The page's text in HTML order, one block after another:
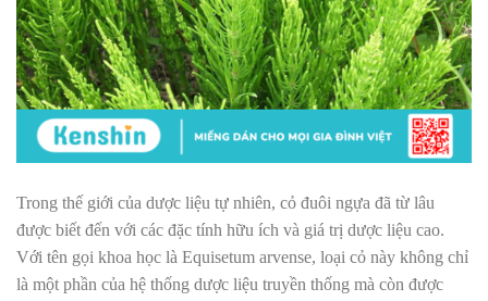
Trong thế giới của dược liệu tự nhiên, cỏ đuôi ngựa đã từ lâu
được biết đến với các đặc tính hữu ích và giá trị dược liệu cao.
Với tên gọi khoa học là Equisetum arvense, loại cỏ này không chỉ
là một phần của hệ thống dược liệu truyền thống mà còn được